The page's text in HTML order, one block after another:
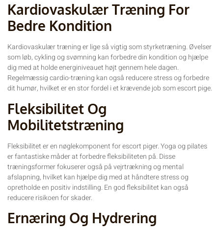
Kardiovaskulær Træning For
Bedre Kondition
Kardiovaskulær træning er lige så vigtig som styrketræning. Øvelser
som løb, cykling og svømning kan forbedre din kondition og hjælpe
dig med at holde energiniveauet højt gennem hele dagen.
Regelmæssig cardio-træning kan også reducere stress og forbedre
dit humør, hvilket er en stor fordel i et krævende job som escort pige.
Fleksibilitet Og
Mobilitetstræning
Fleksibilitet er en nøglekomponent for escort piger. Yoga og pilates
er fantastiske måder at forbedre fleksibiliteten på. Disse
træningsformer fokuserer også på vejrtrækning og mental
afslapning, hvilket kan hjælpe dig med at håndtere stress og
opretholde en positiv indstilling. En god fleksibilitet kan også
reducere risikoen for skader.
Ernæring Og Hydrering